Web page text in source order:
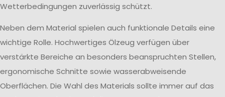
Wetterbedingungen zuverlässig schützt.
Neben dem Material spielen auch funktionale Details eine
wichtige Rolle. Hochwertiges Ölzeug verfügen über
verstärkte Bereiche an besonders beanspruchten Stellen,
ergonomische Schnitte sowie wasserabweisende
Oberflächen. Die Wahl des Materials sollte immer auf das